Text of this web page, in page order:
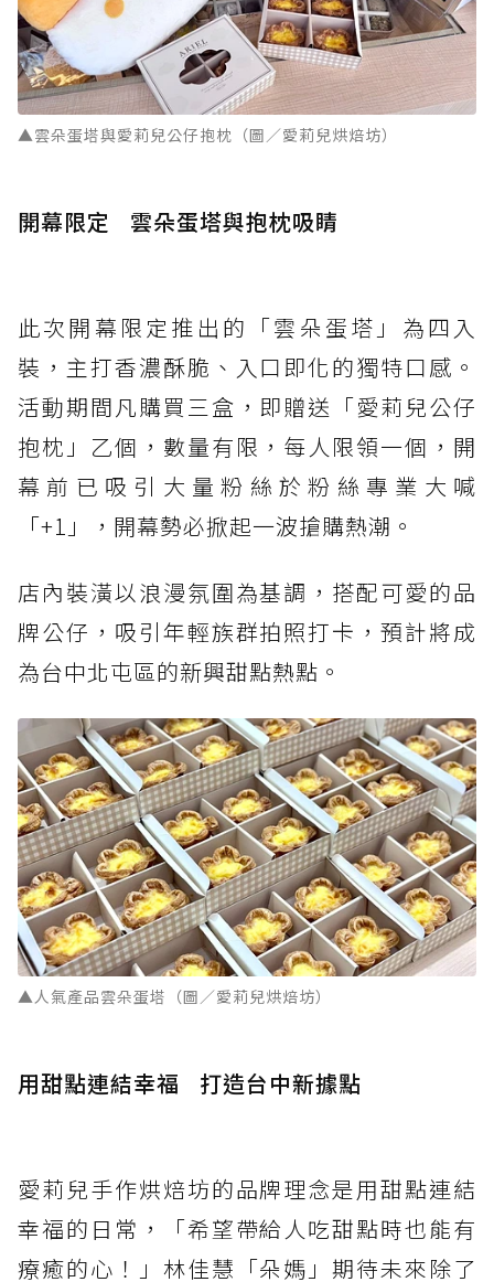
▲雲朵蛋塔與愛莉兒公仔抱枕（圖／愛莉兒烘焙坊）
開幕限定 雲朵蛋塔與抱枕吸睛
此次開幕限定推出的「雲朵蛋塔」為四入
裝，主打香濃酥脆、入口即化的獨特口感。
活動期間凡購買三盒，即贈送「愛莉兒公仔
抱枕」乙個，數量有限，每人限領一個，開
幕前已吸引大量粉絲於粉絲專業大喊
「+1」，開幕勢必掀起一波搶購熱潮。
店內裝潢以浪漫氛圍為基調，搭配可愛的品
牌公仔，吸引年輕族群拍照打卡，預計將成
為台中北屯區的新興甜點熱點。
▲人氣產品雲朵蛋塔（圖／愛莉兒烘焙坊）
用甜點連結幸福 打造台中新據點
愛莉兒手作烘焙坊的品牌理念是用甜點連結
幸福的日常，「希望帶給人吃甜點時也能有
療癒的心！」林佳慧「朵媽」期待未來除了